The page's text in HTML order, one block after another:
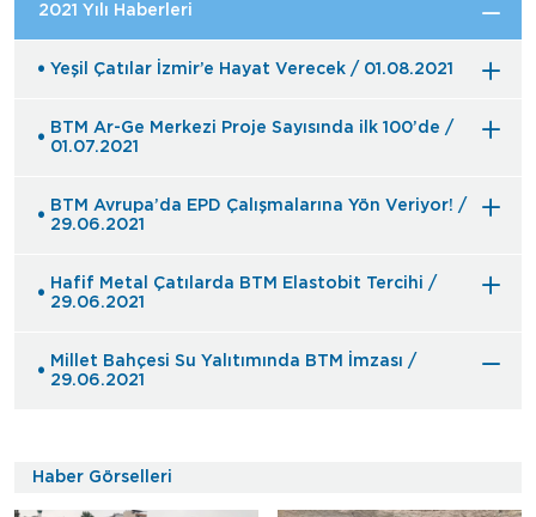
2021 Yılı Haberleri
Yeşil Çatılar İzmir’e Hayat Verecek / 01.08.2021
BTM Ar-Ge Merkezi Proje Sayısında ilk 100’de /
01.07.2021
BTM Avrupa’da EPD Çalışmalarına Yön Veriyor! /
29.06.2021
Hafif Metal Çatılarda BTM Elastobit Tercihi /
29.06.2021
Millet Bahçesi Su Yalıtımında BTM İmzası /
29.06.2021
Haber Görselleri